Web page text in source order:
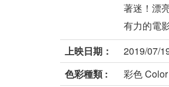
著迷！漂
有力的電
上映日期：
2019/07/
色彩種類 :
彩色 Color